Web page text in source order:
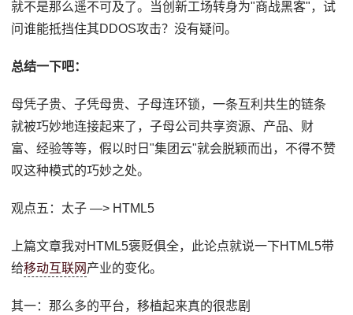
就不是那么遥不可及了。当创新工场转身为"商战黑客"，试
问谁能抵挡住其DDOS攻击？没有疑问。
总结一下吧：
母凭子贵、子凭母贵、子母连环锁，一条互利共生的链条
就被巧妙地连接起来了，子母公司共享资源、产品、财
富、经验等等，假以时日"集团云"就会脱颖而出，不得不赞
叹这种模式的巧妙之处。
观点五：太子 —> HTML5
上篇文章我对HTML5褒贬俱全，此论点就说一下HTML5带
给移动互联网 产业的变化。
其一：那么多的平台，移植起来真的很悲剧